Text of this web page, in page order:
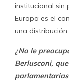
institucional sin
Europa es el
una
¿No le
Berlusconi,